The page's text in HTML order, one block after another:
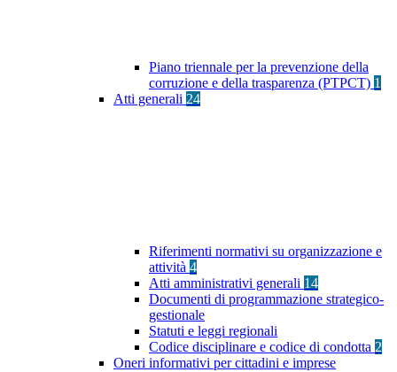
Piano triennale per la prevenzione della
corruzione e della trasparenza (PTPCT) 1
Atti generali 24
Riferimenti normativi su organizzazione e
attività 4
Atti amministrativi generali 14
Documenti di programmazione strategico-
gestionale
Statuti e leggi regionali
Codice disciplinare e codice di condotta 2
Oneri informativi per cittadini e imprese